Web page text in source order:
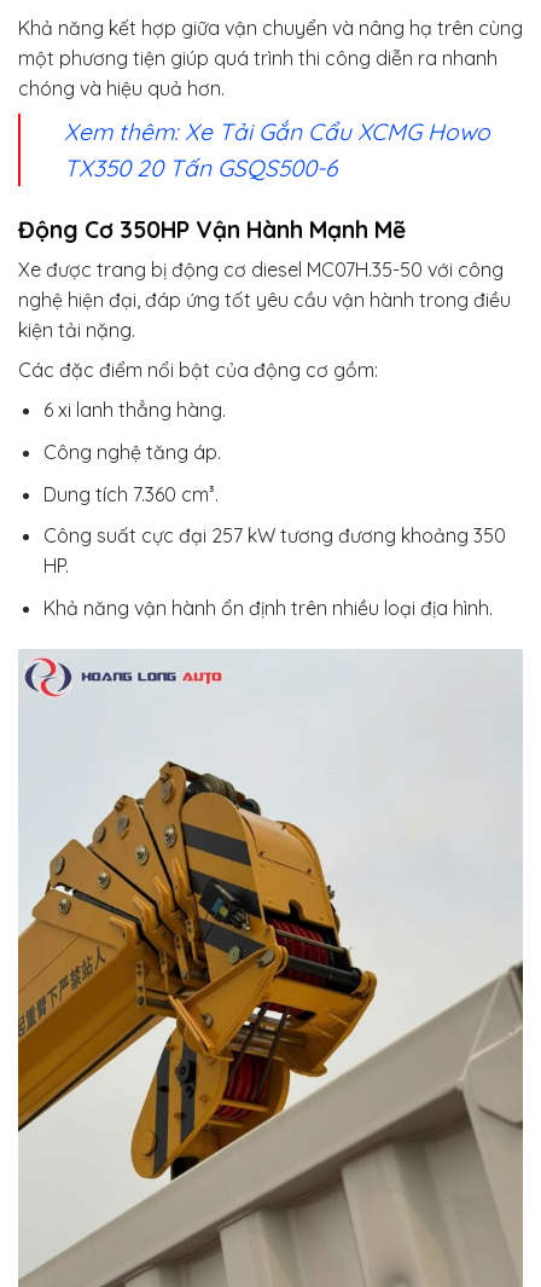
Khả năng kết hợp giữa vận chuyển và nâng hạ trên cùng
một phương tiện giúp quá trình thi công diễn ra nhanh
chóng và hiệu quả hơn.
Xem thêm: Xe Tải Gắn Cẩu XCMG Howo
TX350 20 Tấn GSQS500-6
Động Cơ 350HP Vận Hành Mạnh Mẽ
Xe được trang bị động cơ diesel MC07H.35-50 với công
nghệ hiện đại, đáp ứng tốt yêu cầu vận hành trong điều
kiện tải nặng.
Các đặc điểm nổi bật của động cơ gồm:
6 xi lanh thẳng hàng.
Công nghệ tăng áp.
Dung tích 7.360 cm³.
Công suất cực đại 257 kW tương đương khoảng 350
HP.
Khả năng vận hành ổn định trên nhiều loại địa hình.